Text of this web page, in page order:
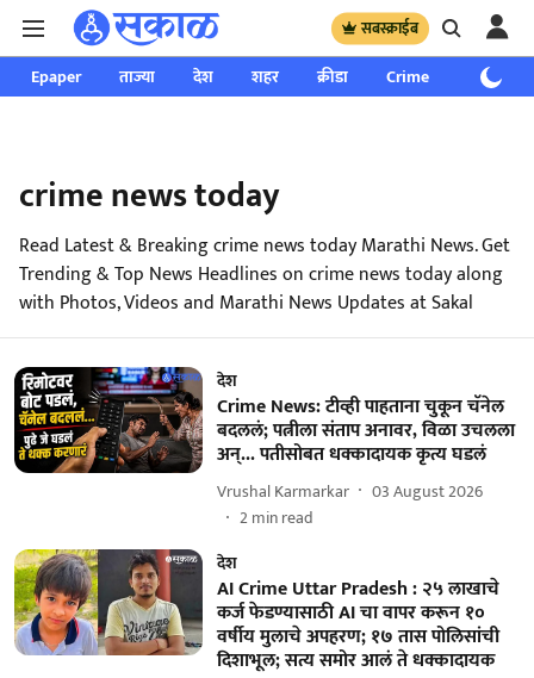
सबस्क्राईब
Epaper ताज्या देश शहर क्रीडा Crime साप्ताहिक
crime news today
Read Latest & Breaking crime news today Marathi News. Get
Trending & Top News Headlines on crime news today along
with Photos, Videos and Marathi News Updates at Sakal
देश
Crime News: टीव्ही पाहताना चुकून चॅनेल
बदललं; पत्नीला संताप अनावर, विळा उचलला
अन्... पतीसोबत धक्कादायक कृत्य घडलं
Vrushal Karmarkar
03 August 2026
2min read
देश
AI Crime Uttar Pradesh : २५ लाखाचे
कर्ज फेडण्यासाठी AI चा वापर करून १०
वर्षीय मुलाचे अपहरण; १७ तास पोलिसांची
दिशाभूल; सत्य समोर आलं ते धक्कादायक